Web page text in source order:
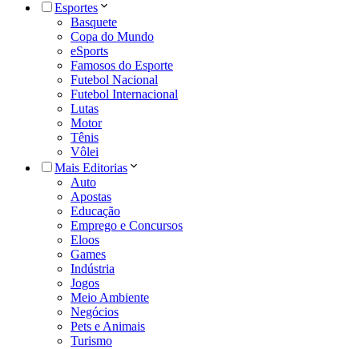
Esportes
Basquete
Copa do Mundo
eSports
Famosos do Esporte
Futebol Nacional
Futebol Internacional
Lutas
Motor
Tênis
Vôlei
Mais Editorias
Auto
Apostas
Educação
Emprego e Concursos
Eloos
Games
Indústria
Jogos
Meio Ambiente
Negócios
Pets e Animais
Turismo